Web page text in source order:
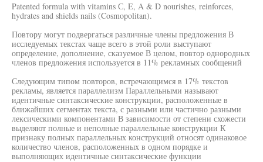
Patented formula with vitamins С, E, A & D nourishes, reinforces,
hydrates and shields nails (Cosmopolitan).
Повтору могут подвергаться различные члены предложения В
исследуемых текстах чаще всего в этой роли выступают
определение, дополнение, сказуемое В целом, повтор однородных
членов предложения используется в 11% рекламных сообщений
Следующим типом повторов, встречающимся в 17% текстов
рекламы, является параллелизм Параллельными называют
идентичные синтаксические конструкции, расположенные в
ближайших сегментах текста, с разными или частично разными
лексическими компонентами В зависимости от степени схожести
выделяют полные и неполные параллельные конструкции К
признаку полных параллельных конструкций относят одинаковое
количество членов, расположенных в одном порядке и
выполняющих идентичные синтаксические функции